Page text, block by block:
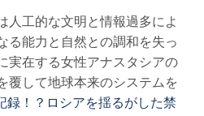
人工的な文明と情報過多によ
る能力と自然との調和を失っ
実在する女性アナスタシアの
覆して地球本来のシステムを
録！？ロシアを揺るがした禁